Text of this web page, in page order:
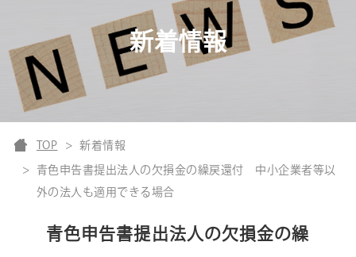
新着情報
TOP 新着情報
青色申告書提出法人の欠損金の繰戻還付 中小企業者等以
外の法人も適用できる場合
青色申告書提出法人の欠損金の繰